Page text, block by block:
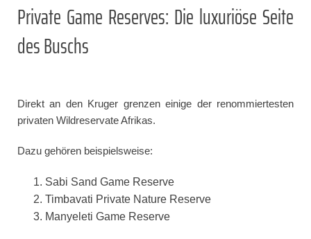
Private Game Reserves: Die luxuriöse Seite
des Buschs
Direkt an den Kruger grenzen einige der renommiertesten
privaten Wildreservate Afrikas.
Dazu gehören beispielsweise:
Sabi Sand Game Reserve
Timbavati Private Nature Reserve
Manyeleti Game Reserve